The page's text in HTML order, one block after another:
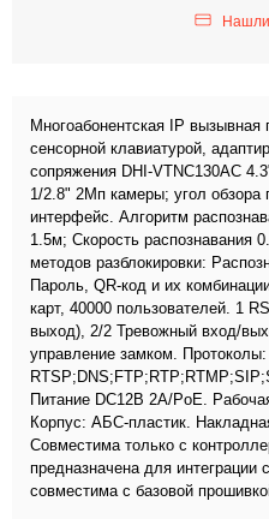
Многоабонентская IP
сенсорной клавиатурой,
сопряжения DHI-VTNC130AC
1/2.8" 2Мп камеры; угол обзора
интерфейс. Алгоритм
1.5м; Скорость распознавания
методов разблокировки:
Пароль, QR-код и их
карт, 40000 пользователей. 1
выход), 2/2 Тревожный вход/
управление замком. Протоколы:
Питание DC12В 2А/PoE.
Корпус: АБС-пластик.
Совместима только с
предназначена для интеграции
совместима с базовой